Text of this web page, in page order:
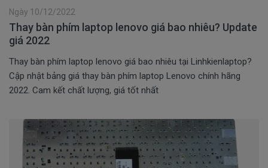
Thay bàn phím laptop lenovo giá bao nhiêu? Update
giá 2022
Ngày 10/12/2022
Thay bàn phím laptop lenovo giá bao nhiêu tại Linhkienlaptop?
Cập nhật bảng giá thay bàn phím laptop Lenovo chính hãng
2022. Cam kết chất lượng, giá tốt nhất